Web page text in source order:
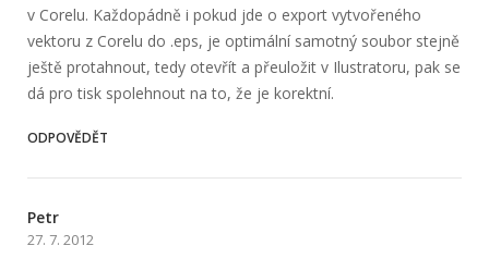
v Corelu. Každopádně i pokud jde o export vytvořeného
vektoru z Corelu do .eps, je optimální samotný soubor stejně
ještě protahnout, tedy otevřít a přeuložit v Ilustratoru, pak se
dá pro tisk spolehnout na to, že je korektní.
ODPOVĚDĚT
Petr
27. 7. 2012